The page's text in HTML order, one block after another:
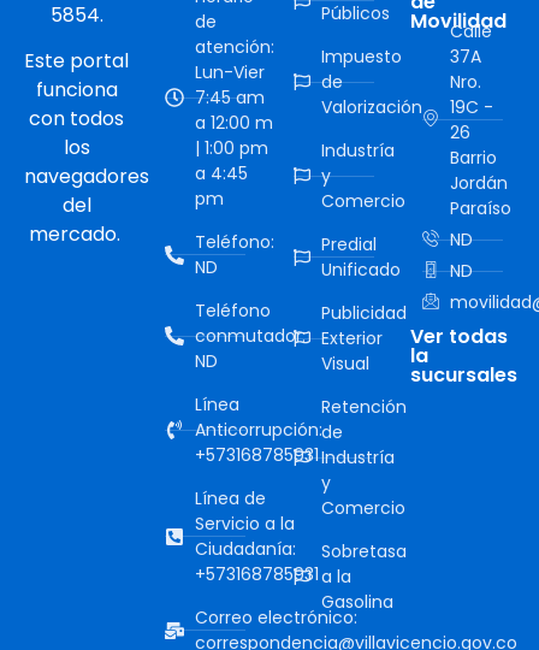
5854.
Este portal
funciona
con todos
los
navegadores
del
mercado.
de
atención:
Lun-Vier
7:45 am
a 12:00 m
| 1:00 pm
a 4:45
pm
Teléfono:
ND
Teléfono
conmutador:
ND
Línea
Anticorrupción:
+573168785931
Línea de
Servicio a la
Ciudadanía:
+573168785931
Correo electrónico:
correspondencia@villavicencio.gov.co
Públicos
Impuesto
de
Valorización
Industría
y
Comercio
Predial
Unificado
Publicidad
Exterior
Visual
Retención
de
Industría
y
Comercio
Sobretasa
a la
Gasolina
Movilidad
Calle
37A
Nro.
19C -
26
Barrio
Jordán
Paraíso
ND
ND
Ver todas
la
sucursales